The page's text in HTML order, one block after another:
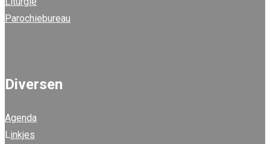
Parochiebureau
Diversen
Agenda
Linkjes